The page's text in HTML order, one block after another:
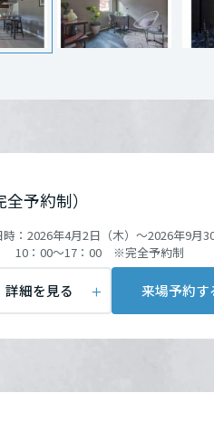
予約制）
： 2026年4月2日（木）～2026年9月
10：00～17：00 ※完全予約制
詳細を見る 来場予約す
～19:00
来場予約する